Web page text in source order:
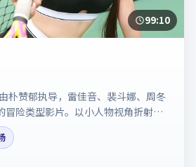
99:10
朴赞郁执导，雷佳音、裴斗娜、周冬
冒险类型影片。以小人物视角折射时
创信息可供检索参考，上映日期以片